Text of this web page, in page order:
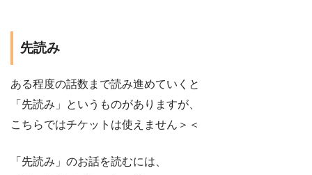
先読み
ある程度の話数まで読み進めていくと
「先読み」というものがありますが、
こちらではチケットは使えません＞＜
「先読み」のお話を読むには、